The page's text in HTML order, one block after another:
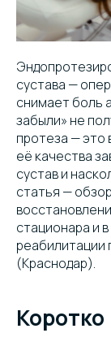
сустава —
снимает боль
забыли» не
протеза — это
её качества
сустав и
статья —
стационара и
реабилитации
(Краснодар).
Коротко